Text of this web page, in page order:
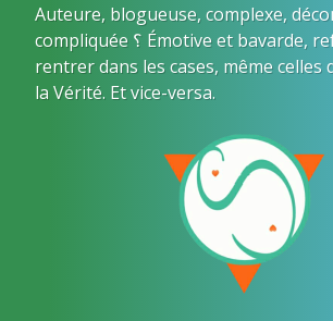
Auteure, blogueuse, complexe,
compliquée ؟ Émotive et bavarde, refuse de
rentrer dans les cases, même celles
la Vérité. Et vice-versa.